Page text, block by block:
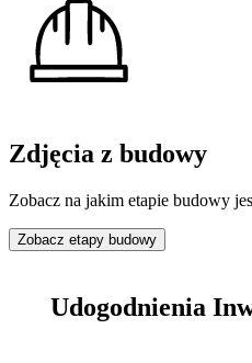
Zdjęcia z budowy
Zobacz na jakim etapie budowy
Zobacz etapy budowy
Udogodnienia